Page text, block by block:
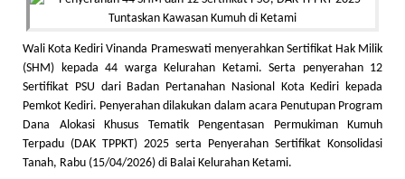
Wali Kota Kediri Vinanda Prameswati menyerahkan Sertifikat Hak Milik
(SHM) kepada 44 warga Kelurahan Ketami. Serta penyerahan 12
Sertifikat PSU dari Badan Pertanahan Nasional Kota Kediri kepada
Pemkot Kediri. Penyerahan dilakukan dalam acara Penutupan Program
Dana Alokasi Khusus Tematik Pengentasan Permukiman Kumuh
Terpadu (DAK TPPKT) 2025 serta Penyerahan Sertifikat Konsolidasi
Tanah, Rabu (15/04/2026) di Balai Kelurahan Ketami.